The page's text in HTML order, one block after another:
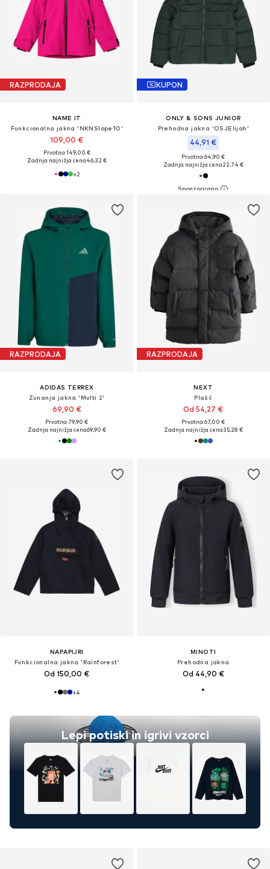
RAZPRODAJA
NAME IT
Funkcionalna jakna 'NKNSlope10'
109,00 €
Prvotno: 149,00 €
Zadnja najnižja cena46,32 €
+2
KUPON
ONLY & SONS JUNIOR
Prehodna jakna 'OSJElijah'
44,91 €
Prvotno: 64,90 €
Zadnja najnižja cena22,74 €
RAZPRODAJA
ADIDAS TERREX
Zunanja jakna 'Multi 2'
69,90 €
Prvotno: 79,90 €
Zadnja najnižja cena69,90 €
RAZPRODAJA
NEXT
Plašč
Od 54,27 €
Prvotno: 67,00 €
Zadnja najnižja cena35,28 €
NAPAPIJRI
Funkcionalna jakna 'Rainforest'
Od 150,00 €
+4
Lepi potiski in igrivi vzorci
MINOTI
Prehodna jakna
Od 44,90 €